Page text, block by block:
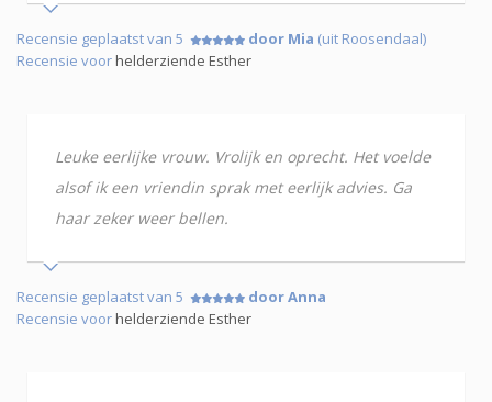
Recensie geplaatst van 5 door Mia (uit Roosendaal)
Recensie voorhelderziende Esther
Leuke eerlijke vrouw. Vrolijk en oprecht. Het voelde
alsof ik een vriendin sprak met eerlijk advies. Ga
haar zeker weer bellen.
Recensie geplaatst van 5
door Anna
Recensie voorhelderziende Esther